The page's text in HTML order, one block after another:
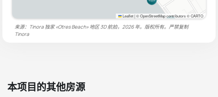
Leaflet|© OpenStreetMap contributors © CARTO
来源：Tinora 独家 «Otres Beach» 地区 3D 航拍，2026 年。版权所有。严禁复制
Tinora
本项目的其他房源